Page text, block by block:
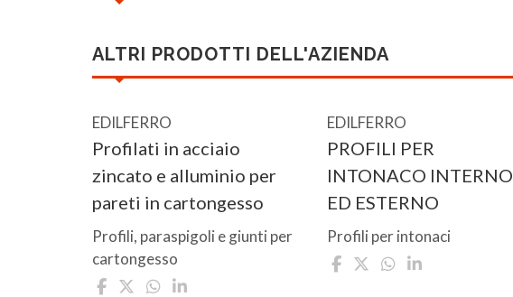
ALTRI PRODOTTI DELL'AZIENDA
EDILFERRO
Profilati in acciaio
zincato e alluminio per
pareti in cartongesso
Profili, paraspigoli e giunti per
cartongesso
EDILFERRO
PROFILI PER
INTONACO INTERNO
ED ESTERNO
Profili per intonaci